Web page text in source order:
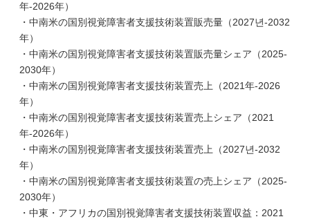
年-2026年）
・中南米の国別視覚障害者支援技術装置販売量（2027년-2032
年）
・中南米の国別視覚障害者支援技術装置販売量シェア（2025-
2030年）
・中南米の国別視覚障害者支援技術装置売上（2021年-2026
年）
・中南米の国別視覚障害者支援技術装置売上シェア（2021
年-2026年）
・中南米の国別視覚障害者支援技術装置売上（2027년-2032
年）
・中南米の国別視覚障害者支援技術装置の売上シェア（2025-
2030年）
・中東・アフリカの国別視覚障害者支援技術装置収益：2021